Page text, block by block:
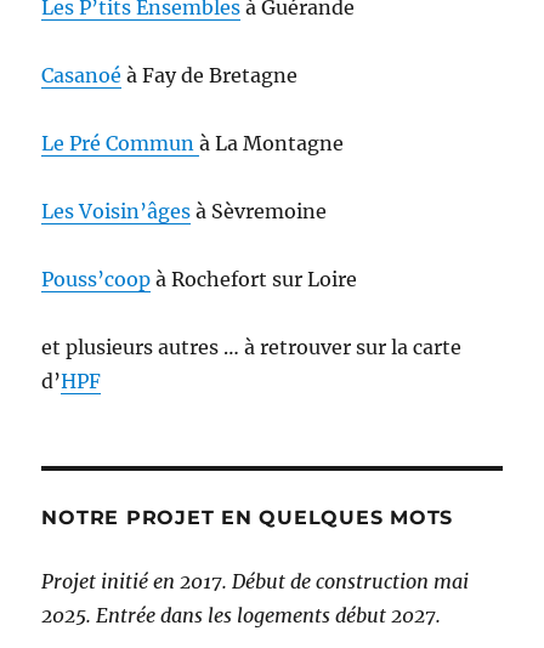
Les P’tits Ensembles à Guérande
Casanoé à Fay de Bretagne
Le Pré Communà La Montagne
Les Voisin’âges à Sèvremoine
Pouss’coop à Rochefort sur Loire
et plusieurs autres … à retrouver sur la carte
d’HPF
NOTRE PROJET EN QUELQUES MOTS
Projet initié en 2017. Début de construction mai
2025. Entrée dans les logements début 2027.